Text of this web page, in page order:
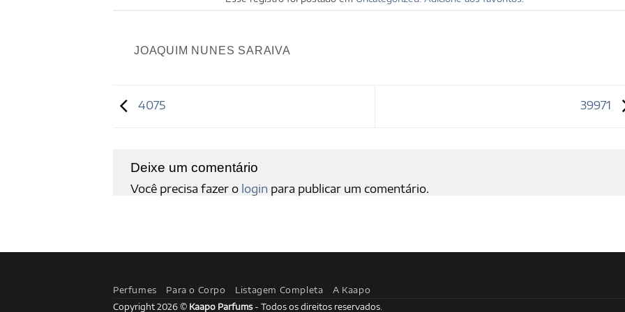
JOAQUIM NUNES SARAIVA
4075 39971
Deixe um comentário
Você precisa fazer o login para publicar um comentário.
Perfumes Para o Corpo Listagem Completa A Kaapo
Copyright 2026 © Kaapo Parfums- Todos os direitos reservados.